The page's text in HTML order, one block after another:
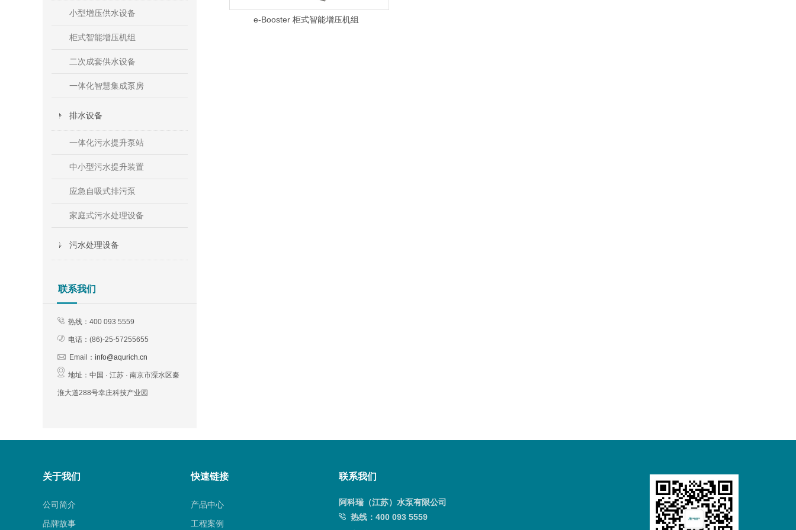
小型增压供水设备
柜式智能增压机组
二次成套供水设备
一体化智慧集成泵房
排水设备
一体化污水提升泵站
中小型污水提升装置
应急自吸式排污泵
家庭式污水处理设备
污水处理设备
联系我们
热线：400 093 5559
电话：(86)-25-57255655
Email： info@aqurich.cn
地址： 中国 · 江苏 · 南京市溧水区秦
淮大道288号幸庄科技产业园
e-Booster 柜式智能增压机组
关于我们
公司简介
品牌故事
快速链接
产品中心
工程案例
联系我们
阿科瑞（江苏）水泵有限公司
热线： 400 093 5559